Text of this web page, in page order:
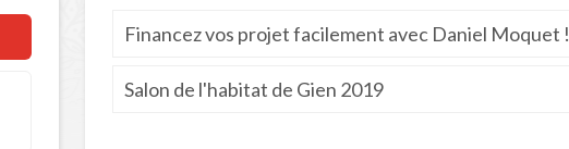
Financez vos projet facilement avec Daniel Moquet !
Salon de l'habitat de Gien 2019